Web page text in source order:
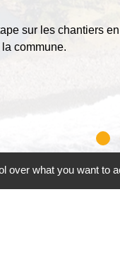
sur les chantiers en
commune.
over what you want to